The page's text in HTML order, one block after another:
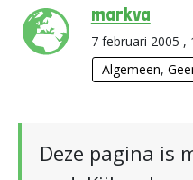
markva
7 februari 2005 ,
Algemeen,
Deze pagina is